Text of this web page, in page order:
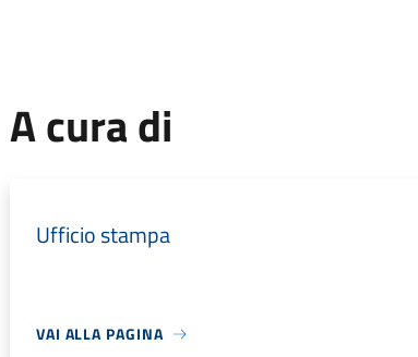
A cura di
Ufficio stampa
VAI ALLA PAGINA